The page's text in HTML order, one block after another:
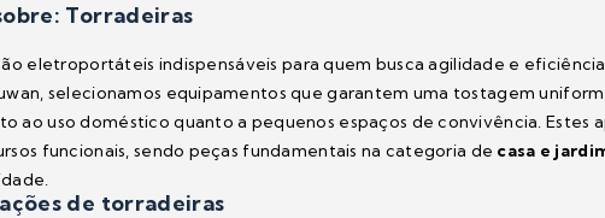
Torradeiras
eletroportáteis indispensáveis para quem busca agilidade e
selecionamos equipamentos que garantem uma tostagem
ao uso doméstico quanto a pequenos espaços de convivência. Estes
funcionais, sendo peças fundamentais na categoria de casa e
de torradeiras